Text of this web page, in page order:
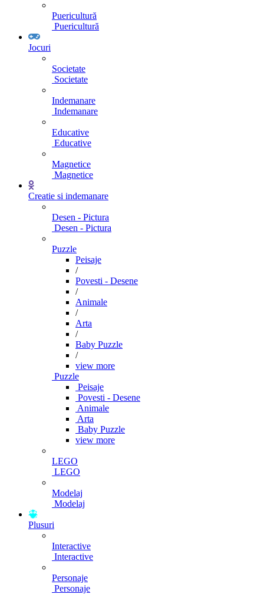
Puericultură
Puericultură
Jocuri
Societate
Societate
Indemanare
Indemanare
Educative
Educative
Magnetice
Magnetice
Creatie si indemanare
Desen - Pictura
Desen - Pictura
Puzzle
Peisaje
/
Povesti - Desene
/
Animale
/
Arta
/
Baby Puzzle
/
view more
Puzzle
Peisaje
Povesti - Desene
Animale
Arta
Baby Puzzle
view more
LEGO
LEGO
Modelaj
Modelaj
Plusuri
Interactive
Interactive
Personaje
Personaje